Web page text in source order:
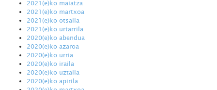
2021(e)ko maiatza
2021(e)ko martxoa
2021(e)ko otsaila
2021(e)ko urtarrila
2020(e)ko abendua
2020(e)ko azaroa
2020(e)ko urria
2020(e)ko iraila
2020(e)ko uztaila
2020(e)ko apirila